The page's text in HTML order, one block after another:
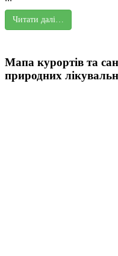
Читати далі…
Мапа курортів та
природних